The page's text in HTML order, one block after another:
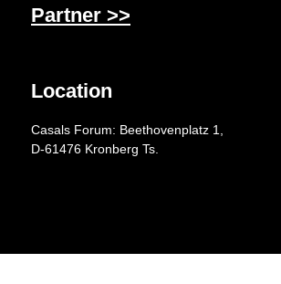
Partner >>
Location
Casals Forum: Beethovenplatz 1,
D-61476 Kronberg Ts.